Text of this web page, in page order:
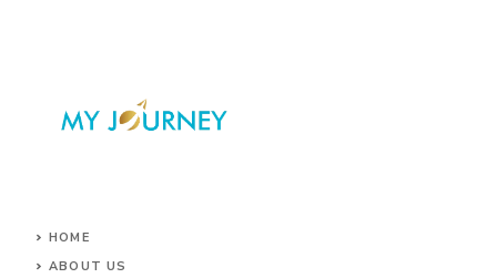
HOME
ABOUT US